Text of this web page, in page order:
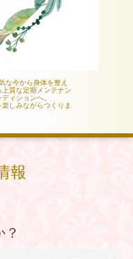
な今から身体を整え
質な定期メンテナン
ィションへ。
しみながらつくりま
報